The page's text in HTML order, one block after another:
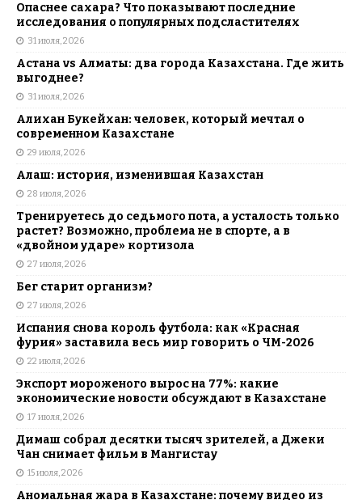
Опаснее сахара? Что показывают последние
исследования о популярных подсластителях
31 июля, 2026
Астана vs Алматы: два города Казахстана. Где жить
выгоднее?
31 июля, 2026
Алихан Букейхан: человек, который мечтал о
современном Казахстане
29 июля, 2026
Алаш: история, изменившая Казахстан
28 июля, 2026
Тренируетесь до седьмого пота, а усталость только
растет? Возможно, проблема не в спорте, а в
«двойном ударе» кортизола
27 июля, 2026
Бег старит организм?
27 июля, 2026
Испания снова король футбола: как «Красная
фурия» заставила весь мир говорить о ЧМ-2026
22 июля, 2026
Экспорт мороженого вырос на 77%: какие
экономические новости обсуждают в Казахстане
17 июля, 2026
Димаш собрал десятки тысяч зрителей, а Джеки
Чан снимает фильм в Мангистау
15 июля, 2026
Аномальная жара в Казахстане: почему видео из